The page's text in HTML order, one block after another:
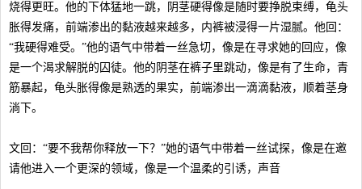
烧得更旺。他的下体猛地一跳，阴茎硬得像是随时要挣脱束缚，龟头
胀得发痛，前端渗出的黏液越来越多，内裤被浸得一片湿腻。他回：
“我硬得难受。”他的语气中带着一丝急切，像是在寻求她的回应，像
是一个渴求解脱的囚徒。他的阴茎在裤子里跳动，像是有了生命，青
筋暴起，龟头胀得像是熟透的果实，前端渗出一滴滴黏液，顺着茎身
淌下。
文回：“要不我帮你释放一下？”她的语气中带着一丝试探，像是在邀
请他进入一个更深的领域，像是一个温柔的引诱，声音